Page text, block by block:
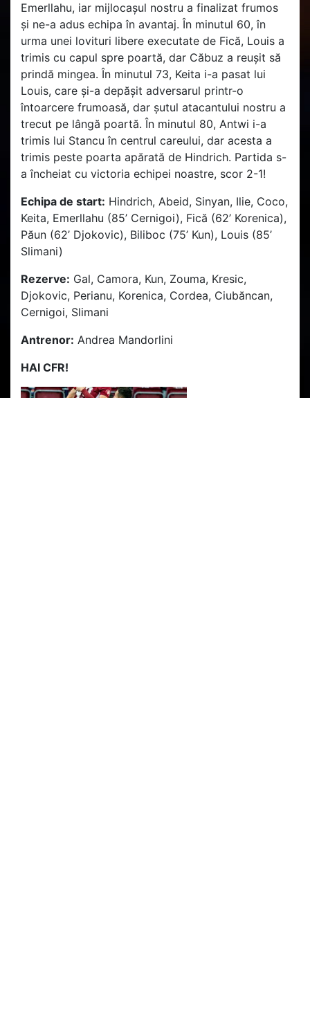
Emerllahu, iar mijlocașul nostru a finalizat frumos
și ne-a adus echipa în avantaj. În minutul 60, în
urma unei lovituri libere executate de Fică, Louis a
trimis cu capul spre poartă, dar Căbuz a reușit să
prindă mingea. În minutul 73, Keita i-a pasat lui
Louis, care și-a depășit adversarul printr-o
întoarcere frumoasă, dar șutul atacantului nostru a
trecut pe lângă poartă. În minutul 80, Antwi i-a
trimis lui Stancu în centrul careului, dar acesta a
trimis peste poarta apărată de Hindrich. Partida s-
a încheiat cu victoria echipei noastre, scor 2-1!
Echipa de start: Hindrich, Abeid, Sinyan, Ilie, Coco,
Keita, Emerllahu (85’ Cernigoi), Fică (62’ Korenica),
Păun (62’ Djokovic), Biliboc (75’ Kun), Louis (85’
Slimani)
Rezerve: Gal, Camora, Kun, Zouma, Kresic,
Djokovic, Perianu, Korenica, Cordea, Ciubăncan,
Cernigoi, Slimani
Antrenor: Andrea Mandorlini
HAI CFR!